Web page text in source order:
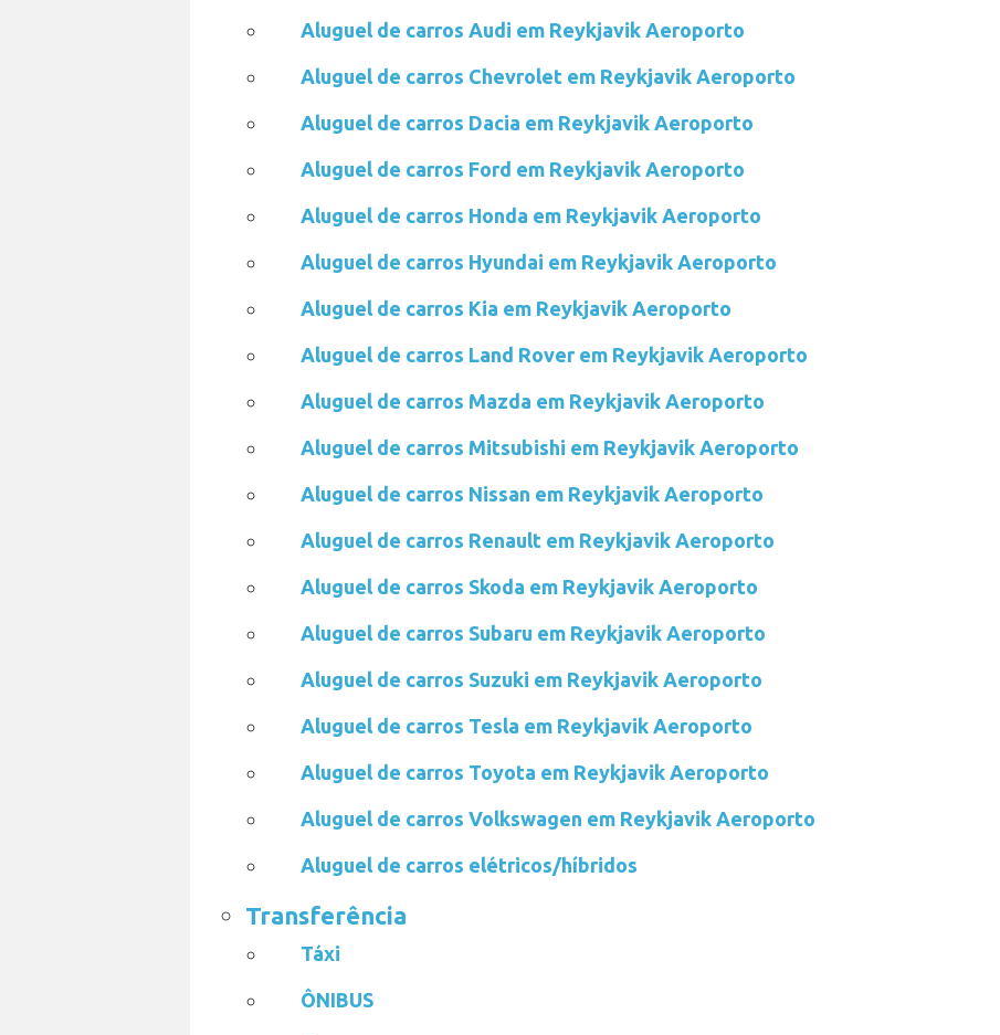
Aluguel de carros Audi em Reykjavik Aeroporto
Aluguel de carros Chevrolet em Reykjavik Aeroporto
Aluguel de carros Dacia em Reykjavik Aeroporto
Aluguel de carros Ford em Reykjavik Aeroporto
Aluguel de carros Honda em Reykjavik Aeroporto
Aluguel de carros Hyundai em Reykjavik Aeroporto
Aluguel de carros Kia em Reykjavik Aeroporto
Aluguel de carros Land Rover em Reykjavik Aeroporto
Aluguel de carros Mazda em Reykjavik Aeroporto
Aluguel de carros Mitsubishi em Reykjavik Aeroporto
Aluguel de carros Nissan em Reykjavik Aeroporto
Aluguel de carros Renault em Reykjavik Aeroporto
Aluguel de carros Skoda em Reykjavik Aeroporto
Aluguel de carros Subaru em Reykjavik Aeroporto
Aluguel de carros Suzuki em Reykjavik Aeroporto
Aluguel de carros Tesla em Reykjavik Aeroporto
Aluguel de carros Toyota em Reykjavik Aeroporto
Aluguel de carros Volkswagen em Reykjavik Aeroporto
Aluguel de carros elétricos/híbridos
Transferência
Táxi
ÔNIBUS